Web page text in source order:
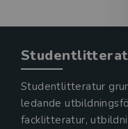
Studentlitteratur
ledande
facklitteratur,